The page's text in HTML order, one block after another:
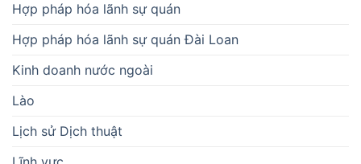
Hợp pháp hóa lãnh sự quán
Hợp pháp hóa lãnh sự quán Đài Loan
Kinh doanh nước ngoài
Lào
Lịch sử Dịch thuật